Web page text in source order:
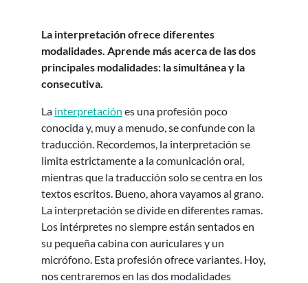
La interpretación ofrece diferentes
modalidades. Aprende más acerca de las dos
principales modalidades: la simultánea y la
consecutiva.
La interpretación es una profesión poco
conocida y, muy a menudo, se confunde con la
traducción. Recordemos, la interpretación se
limita estrictamente a la comunicación oral,
mientras que la traducción solo se centra en los
textos escritos. Bueno, ahora vayamos al grano.
La interpretación se divide en diferentes ramas.
Los intérpretes no siempre están sentados en
su pequeña cabina con auriculares y un
micrófono. Esta profesión ofrece variantes. Hoy,
nos centraremos en las dos modalidades